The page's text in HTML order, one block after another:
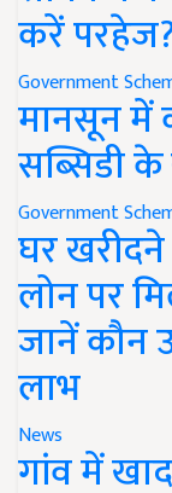
करें
Government
मानसून में
सब्सिडी
Government
घर खरीदने
लोन पर
जानें कौन
लाभ
News
गांव में